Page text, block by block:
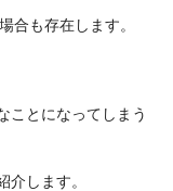
合も存在します。
ことになってしまう
介します。